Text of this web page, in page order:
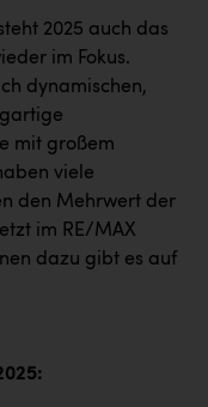
2025 auch das
im Fokus.
dynamischen,
mit großem
viele
den Mehrwert der
im RE/MAX
dazu gibt es auf